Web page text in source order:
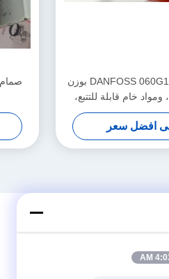
مستشعر ضغط DANFOSS 060G1044 بوزن
كجم، ومواد خام قابلة للتتبع،
تخصيص
افضل سعر
4:03